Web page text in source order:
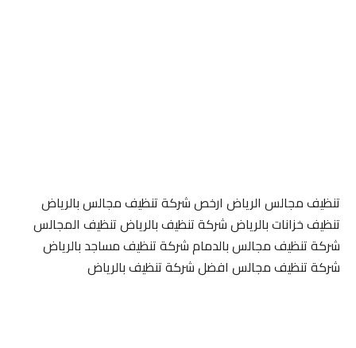
تنظيف مجالس الرياض ارخص شركة تنظيف مجالس بالرياض
تنظيف خزانات بالرياض شركة تنظيف بالرياض تنظيف المجالس
شركة تنظيف مجالس بالدمام شركة تنظيف مساجد بالرياض
شركة تنظيف مجالس افضل شركة تنظيف بالرياض